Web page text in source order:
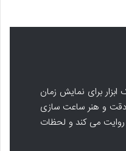
برای نمایش زمان
و هنر ساعت سازی
روایت می کند و لحظات